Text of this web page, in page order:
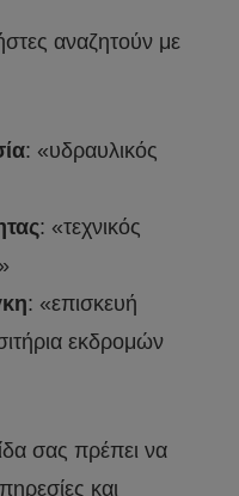
αναζητούν με
: «υδραυλικός
: «τεχνικός
: «επισκευή
εκδρομών
σας πρέπει να
και